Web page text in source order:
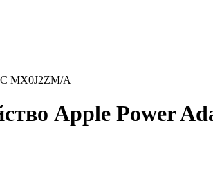
C MX0J2ZM/A
Apple Power